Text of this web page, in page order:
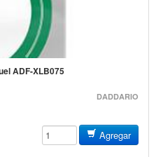
niquel ADF-XLB075
DADDARIO
Agregar